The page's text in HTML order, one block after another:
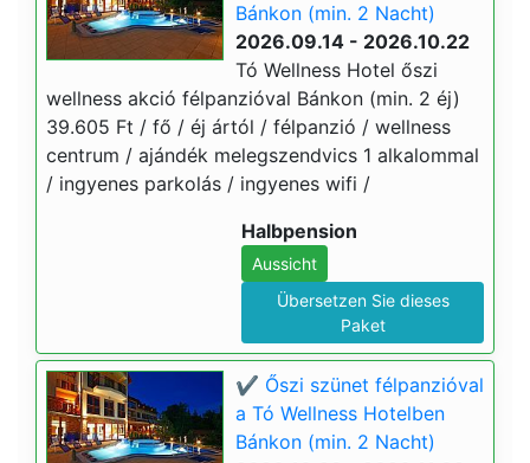
Bánkon (min. 2 Nacht)
2026.09.14 - 2026.10.22
Tó Wellness Hotel őszi
wellness akció félpanzióval Bánkon (min. 2 éj)
39.605 Ft / fő / éj ártól / félpanzió / wellness
centrum / ajándék melegszendvics 1 alkalommal
/ ingyenes parkolás / ingyenes wifi /
Halbpension
Aussicht
Übersetzen Sie dieses
Paket
✔️ Őszi szünet félpanzióval
a Tó Wellness Hotelben
Bánkon (min. 2 Nacht)